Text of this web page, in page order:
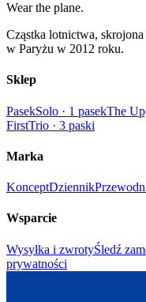
Wear the plane.
Cząstka lotnictwa,
w Paryżu w 2012 roku.
Sklep
PasekSolo · 1 pasekThe
FirstTrio · 3 paski
Marka
KonceptDziennik
Wsparcie
Wysyłka i zwrotyŚledź
prywatności